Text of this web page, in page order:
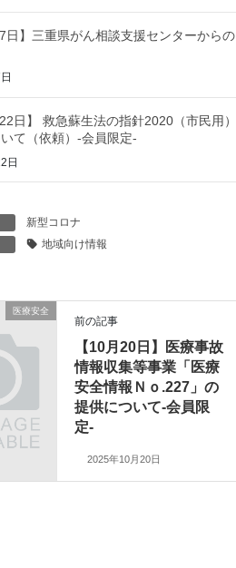
7日】三重県がん相談支援センターからの
日】 救急蘇生法の指針2020（市民用）
て（依頼）-会員限定-
日
新型コロナ
地域向け情報
医療安全
前の記事
【10月20日】医療事故
情報収集等事業「医療
安全情報Ｎｏ.227」の
提供について-会員限
定-
2025年10月20日